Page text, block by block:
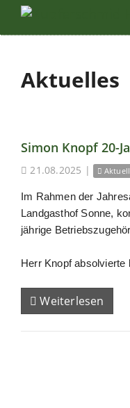
Aktuelles
Simon Knopf 20-
21.08.2025 |
Im Rahmen der
Landgasthof Sonne,
jährige
Herr Knopf
Weiterlesen